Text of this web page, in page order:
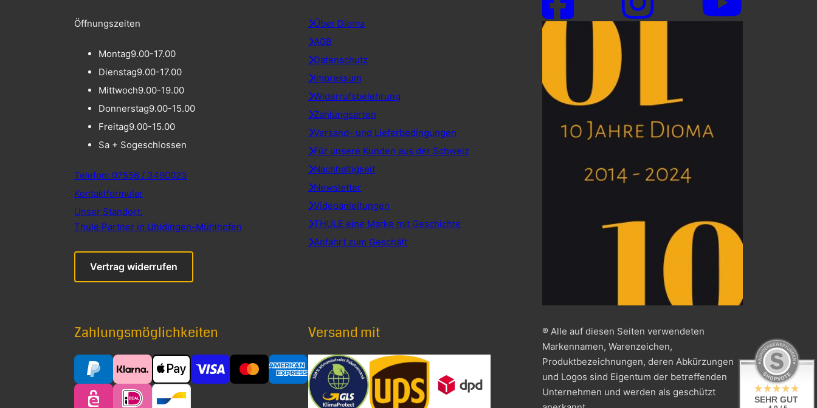
Öffnungszeiten
Montag9.00-17.00
Dienstag9.00-17.00
Mittwoch9.00-19.00
Donnerstag9.00-15.00
Freitag9.00-15.00
Sa + Sogeschlossen
Telefon: 07556 / 3490023
Kontaktformular
Unser Standort:
Thule Partner in Uhldingen-Mühlhofen
Vertrag widerrufen
Über Dioma
AGB
Datenschutz
Impressum
Widerrufsbelehrung
Zahlungsarten
Versand- und Lieferbedingungen
Für unsere Kunden aus der Schweiz
Nachhaltigkeit
Newsletter
Videoanleitungen
THULE eine Marke mit Geschichte
Anfahrt zum Geschäft
Zahlungsmöglichkeiten Versand mit
® Alle auf diesen Seiten verwendeten
Markennamen, Warenzeichen,
Produktbezeichnungen, deren Abkürzungen
und Logos sind Eigentum der betreffenden
Unternehmen und werden als geschützt
SEHR GUT